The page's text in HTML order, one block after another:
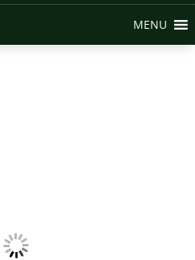
MENU